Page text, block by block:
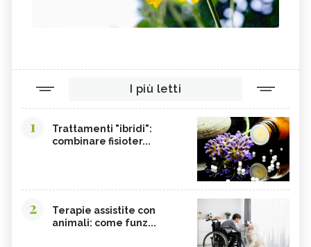
I più letti
1
Trattamenti "ibridi":
combinare fisioter...
2
Terapie assistite con
animali: come funz...